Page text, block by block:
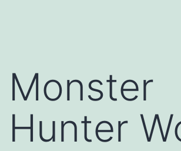
Monster
Hunter